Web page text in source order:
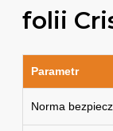
folii
Parametr
Norma